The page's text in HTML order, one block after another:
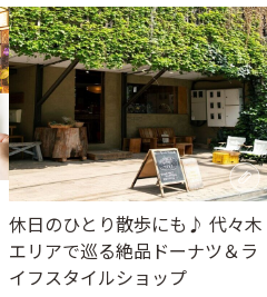
休日のひとり散歩にも♪ 代々木
エリアで巡る絶品ドーナツ＆ラ
イフスタイルショップ